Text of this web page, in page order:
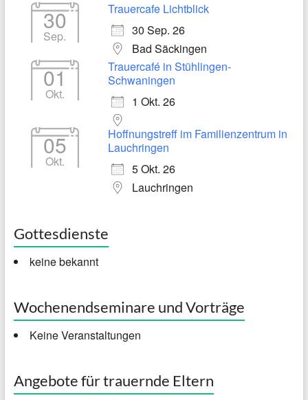
30
Sep.
Trauercafe Lichtblick
30 Sep. 26
Bad Säckingen
01
Okt.
Trauercafé in Stühlingen-
Schwaningen
1 Okt. 26
05
Okt.
Hoffnungstreff im Familienzentrum in
Lauchringen
5 Okt. 26
Lauchringen
Gottesdienste
keine bekannt
Wochenendseminare und Vorträge
Keine Veranstaltungen
Angebote für trauernde Eltern